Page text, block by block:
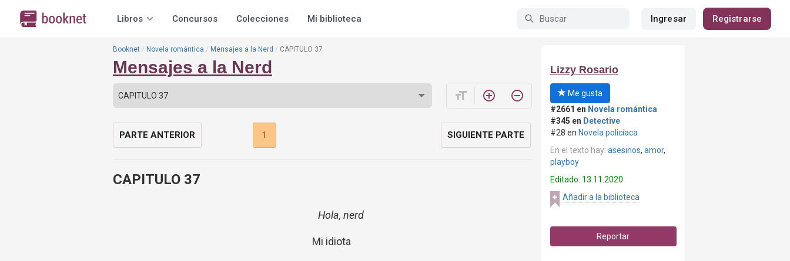
Libros Concursos Colecciones Mi biblioteca Ingresar Registrarse
Booknet Novela romántica Mensajes a la Nerd CAPITULO 37
Mensajes a la Nerd
format_size add_circle_outline remove_circle_outline
PARTE ANTERIOR 1 SIGUIENTE PARTE
CAPITULO 37
Hola, nerd
Mi idiota
Lizzy Rosario
Me gusta
#2661 en Novela romántica
#345 en Detective
#28 en Novela policíaca
En el texto hay: asesinos, amor,
playboy
Editado: 13.11.2020
Añadir a la biblioteca
Reportar